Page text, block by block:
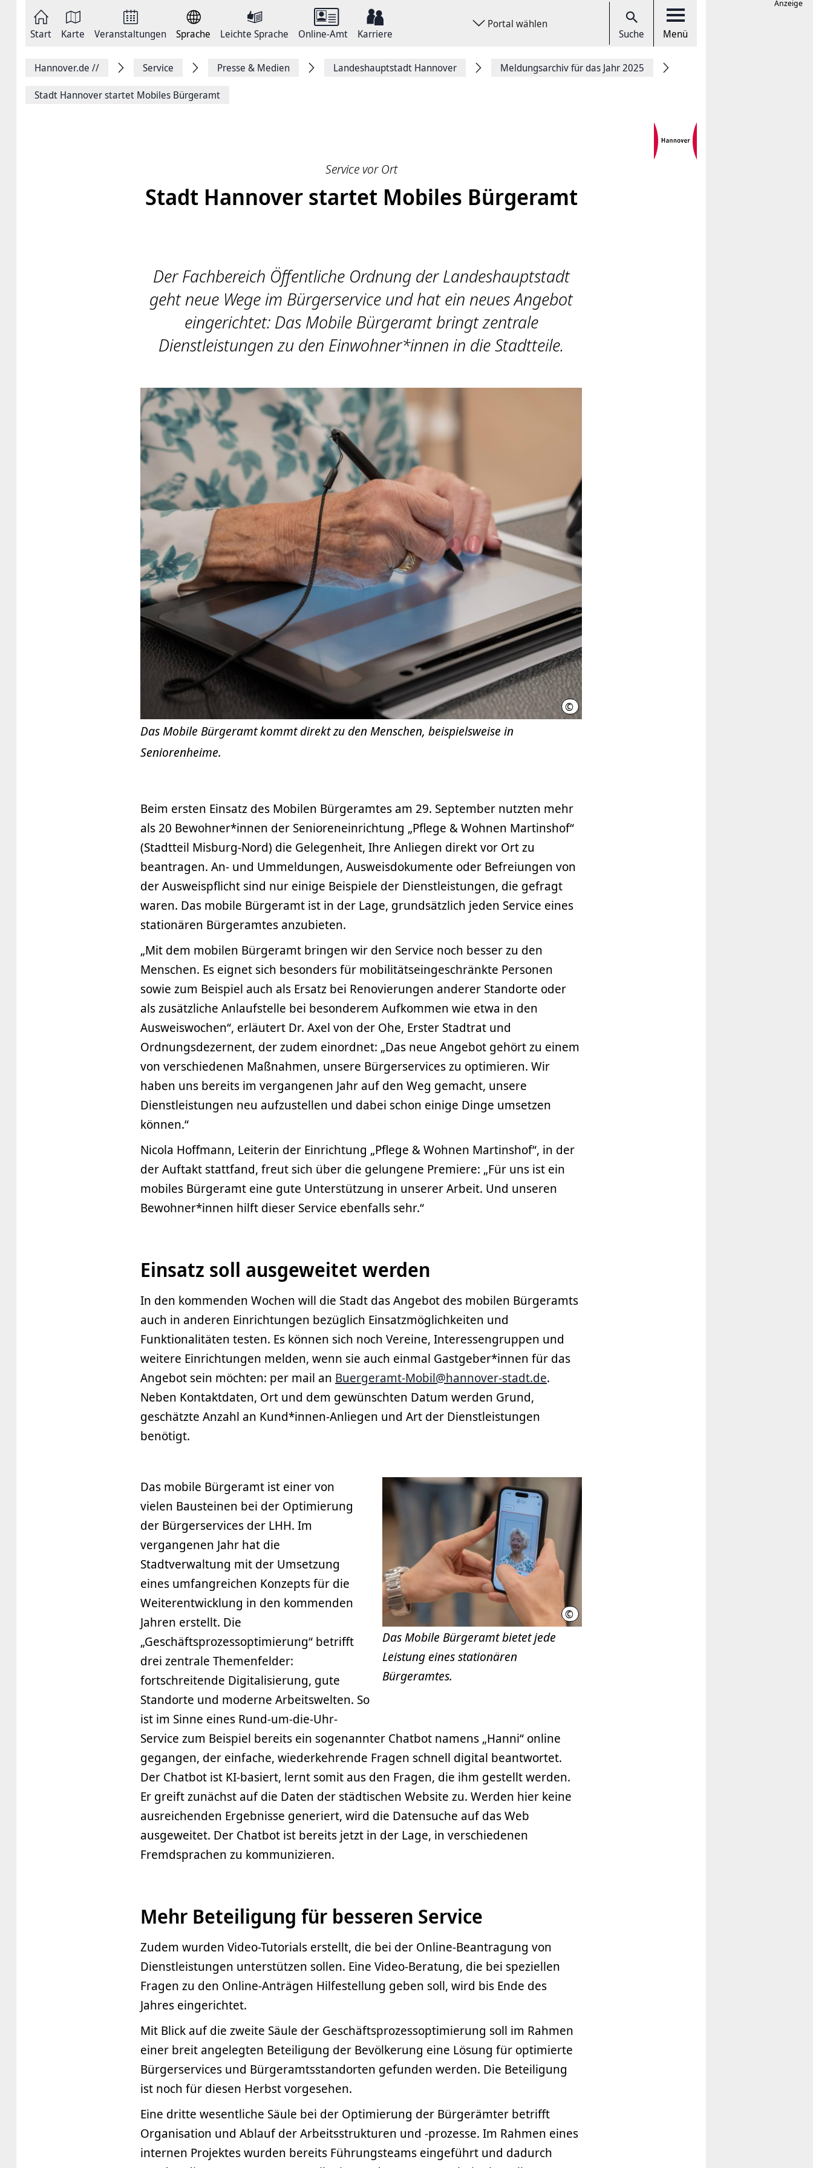
springen
Start Karte Veranstaltungen Sprache Leichte Sprache Online-Amt Karriere
Portal wählen
Suche Menü
FacebookHannover.de // Service Presse & Medien Landeshauptstadt Hannover Meldungsarchiv für das Jahr 2025
Stadt Hannover startet Mobiles Bürgeramt
Service vor Ort
Stadt Hannover startet Mobiles Bürgeramt
Der Fachbereich Öffentliche Ordnung der Landeshauptstadt
geht neue Wege im Bürgerservice und hat ein neues Angebot
eingerichtet: Das Mobile Bürgeramt bringt zentrale
Dienstleistungen zu den Einwohner*innen in die Stadtteile.
© LHH
Das Mobile Bürgeramt kommt direkt zu den Menschen, beispielsweise in
Seniorenheime.
Beim ersten Einsatz des Mobilen Bürgeramtes am 29. September nutzten mehr
als 20 Bewohner*innen der Senioreneinrichtung „Pflege & Wohnen Martinshof“
(Stadtteil Misburg-Nord) die Gelegenheit, Ihre Anliegen direkt vor Ort zu
beantragen. An- und Ummeldungen, Ausweisdokumente oder Befreiungen von
der Ausweispflicht sind nur einige Beispiele der Dienstleistungen, die gefragt
waren. Das mobile Bürgeramt ist in der Lage, grundsätzlich jeden Service eines
stationären Bürgeramtes anzubieten.
„Mit dem mobilen Bürgeramt bringen wir den Service noch besser zu den
Menschen. Es eignet sich besonders für mobilitätseingeschränkte Personen
sowie zum Beispiel auch als Ersatz bei Renovierungen anderer Standorte oder
als zusätzliche Anlaufstelle bei besonderem Aufkommen wie etwa in den
Ausweiswochen“, erläutert Dr. Axel von der Ohe, Erster Stadtrat und
Ordnungsdezernent, der zudem einordnet: „Das neue Angebot gehört zu einem
von verschiedenen Maßnahmen, unsere Bürgerservices zu optimieren. Wir
haben uns bereits im vergangenen Jahr auf den Weg gemacht, unsere
Dienstleistungen neu aufzustellen und dabei schon einige Dinge umsetzen
können.“
Nicola Hoffmann, Leiterin der Einrichtung „Pflege & Wohnen Martinshof“, in der
der Auftakt stattfand, freut sich über die gelungene Premiere: „Für uns ist ein
mobiles Bürgeramt eine gute Unterstützung in unserer Arbeit. Und unseren
Bewohner*innen hilft dieser Service ebenfalls sehr.“
Einsatz soll ausgeweitet werden
In den kommenden Wochen will die Stadt das Angebot des mobilen Bürgeramts
auch in anderen Einrichtungen bezüglich Einsatzmöglichkeiten und
Funktionalitäten testen. Es können sich noch Vereine, Interessengruppen und
weitere Einrichtungen melden, wenn sie auch einmal Gastgeber*innen für das
Angebot sein möchten: per mail an Buergeramt-Mobil@hannover-stadt.de.
Neben Kontaktdaten, Ort und dem gewünschten Datum werden Grund,
geschätzte Anzahl an Kund*innen-Anliegen und Art der Dienstleistungen
benötigt.
© LHH
Das Mobile Bürgeramt bietet jede
Leistung eines stationären
Bürgeramtes.
Das mobile Bürgeramt ist einer von
vielen Bausteinen bei der Optimierung
der Bürgerservices der LHH. Im
vergangenen Jahr hat die
Stadtverwaltung mit der Umsetzung
eines umfangreichen Konzepts für die
Weiterentwicklung in den kommenden
Jahren erstellt. Die
„Geschäftsprozessoptimierung“ betrifft
drei zentrale Themenfelder:
fortschreitende Digitalisierung, gute
Standorte und moderne Arbeitswelten. So
ist im Sinne eines Rund-um-die-Uhr-
Service zum Beispiel bereits ein sogenannter Chatbot namens „Hanni“ online
gegangen, der einfache, wiederkehrende Fragen schnell digital beantwortet.
Der Chatbot ist KI-basiert, lernt somit aus den Fragen, die ihm gestellt werden.
Er greift zunächst auf die Daten der städtischen Website zu. Werden hier keine
ausreichenden Ergebnisse generiert, wird die Datensuche auf das Web
ausgeweitet. Der Chatbot ist bereits jetzt in der Lage, in verschiedenen
Fremdsprachen zu kommunizieren.
Mehr Beteiligung für besseren Service
Zudem wurden Video-Tutorials erstellt, die bei der Online-Beantragung von
Dienstleistungen unterstützen sollen. Eine Video-Beratung, die bei speziellen
Fragen zu den Online-Anträgen Hilfestellung geben soll, wird bis Ende des
Jahres eingerichtet.
Mit Blick auf die zweite Säule der Geschäftsprozessoptimierung soll im Rahmen
einer breit angelegten Beteiligung der Bevölkerung eine Lösung für optimierte
Bürgerservices und Bürgeramtsstandorten gefunden werden. Die Beteiligung
ist noch für diesen Herbst vorgesehen.
Eine dritte wesentliche Säule bei der Optimierung der Bürgerämter betrifft
Organisation und Ablauf der Arbeitsstrukturen und -prozesse. Im Rahmen eines
internen Projektes wurden bereits Führungsteams eingeführt und dadurch
Anzeige